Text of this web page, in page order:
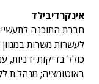
אינקרדיבילד
חברת התוכנה
לעשרות משרות
כולל בדיקות
באוטומציה; מנהל.ת